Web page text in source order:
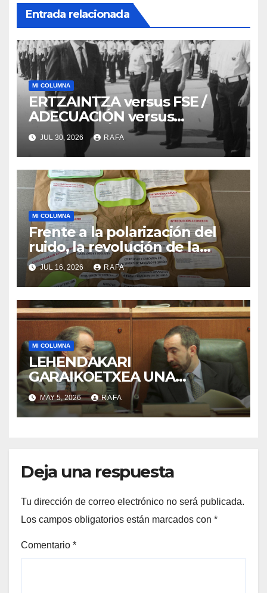
Entrada relacionada
MI COLUMNA
ERTZAINTZA versus FSE /
ADECUACIÓN versus
SUSTITUCIÓN
JUL 30, 2026 RAFA
MI COLUMNA
Frente a la polarización del
ruido, la revolución de la
acogida
JUL 16, 2026 RAFA
MI COLUMNA
LEHENDAKARI
GARAIKOETXEA UNA
PERSONA QUE DIGNIFICA EL
EJERCICIO DE LA POLÍTICA
MAY 5, 2026 RAFA
Deja una respuesta
Tu dirección de correo electrónico no será publicada.
Los campos obligatorios están marcados con *
Comentario *